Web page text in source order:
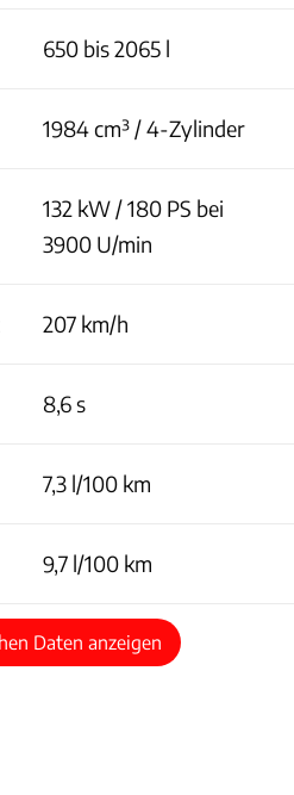
650 bis 2065 l
1984 cm³ / 4-Zylinder
132 kW / 180 PS bei
3900 U/min
207 km/h
8,6 s
7,3 l/100 km
9,7 l/100 km
Daten anzeigen